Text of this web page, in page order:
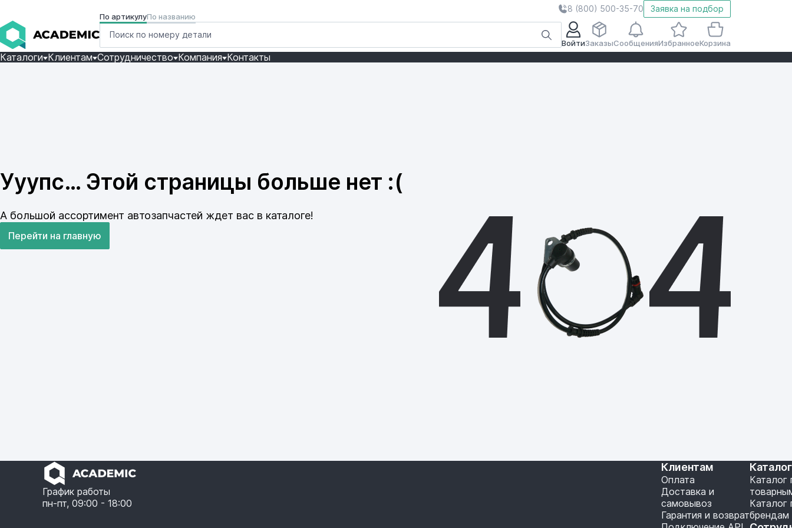
8 (800) 500-35-70 Заявка на подбор
По артикулуПо названию
ВойтиЗаказыСообщенияИзбранноеКорзина
Каталоги Клиентам Сотрудничество Компания Контакты
Ууупс… Этой страницы больше нет :(
А большой ассортимент автозапчастей ждет вас в каталоге!
Перейти на главную
График работы
пн-пт, 09:00 - 18:00
Клиентам
Оплата
Доставка и
самовывоз
Гарантия и возврат
Каталог
Каталог
брендам